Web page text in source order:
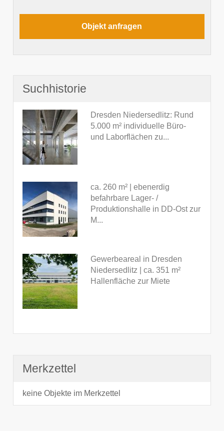
Suchhistorie
Dresden Niedersedlitz: Rund
5.000 m² individuelle Büro-
und Laborflächen zu...
ca. 260 m² | ebenerdig
befahrbare Lager- /
Produktionshalle in DD-Ost zur
M...
Gewerbeareal in Dresden
Niedersedlitz | ca. 351 m²
Hallenfläche zur Miete
Merkzettel
keine Objekte im Merkzettel